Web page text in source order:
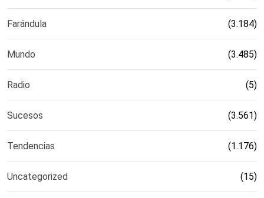
Farándula (3.184)
Mundo (3.485)
Radio (5)
Sucesos (3.561)
Tendencias (1.176)
Uncategorized (15)